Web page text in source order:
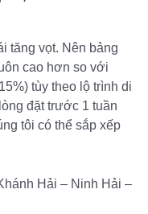
tăng vọt. Nên bảng
cao hơn so với
tùy theo lộ trình di
đặt trước 1 tuần
tôi có thể sắp xếp
Hải – Ninh Hải –